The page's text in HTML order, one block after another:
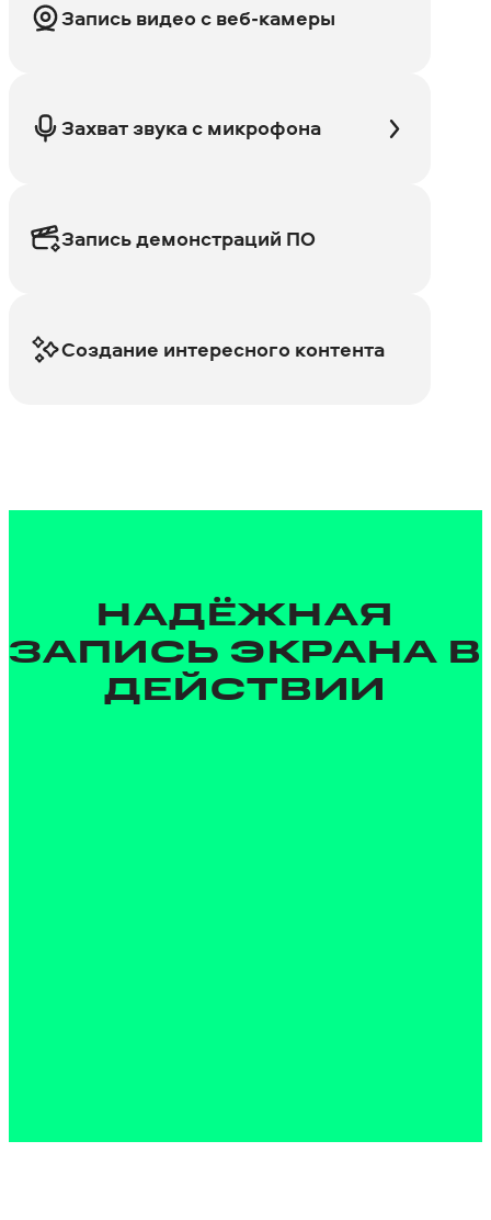
Запись видео с веб-камеры
Захват звука с микрофона
Запись демонстраций ПО
Создание интересного контента
НАДЁЖНАЯ
ЗАПИСЬ ЭКРАНА В
ДЕЙСТВИИ